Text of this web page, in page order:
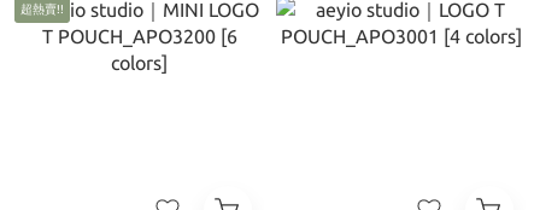
超熱賣!!